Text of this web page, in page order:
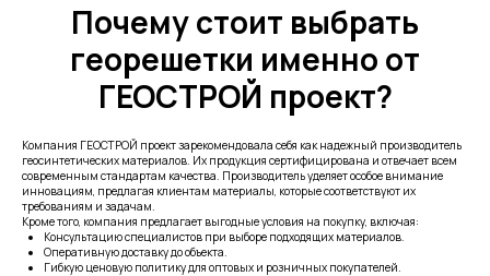
Почему стоит выбрать
георешетки именно от
ГЕОСТРОЙ проект?
Компания ГЕОСТРОЙ проект зарекомендовала себя как надежный производитель
геосинтетических материалов. Их продукция сертифицирована и отвечает всем
современным стандартам качества. Производитель уделяет особое внимание
инновациям, предлагая клиентам материалы, которые соответствуют их
требованиям и задачам.
Кроме того, компания предлагает выгодные условия на покупку, включая:
Консультацию специалистов при выборе подходящих материалов.
Оперативную доставку до объекта.
Гибкую ценовую политику для оптовых и розничных покупателей.